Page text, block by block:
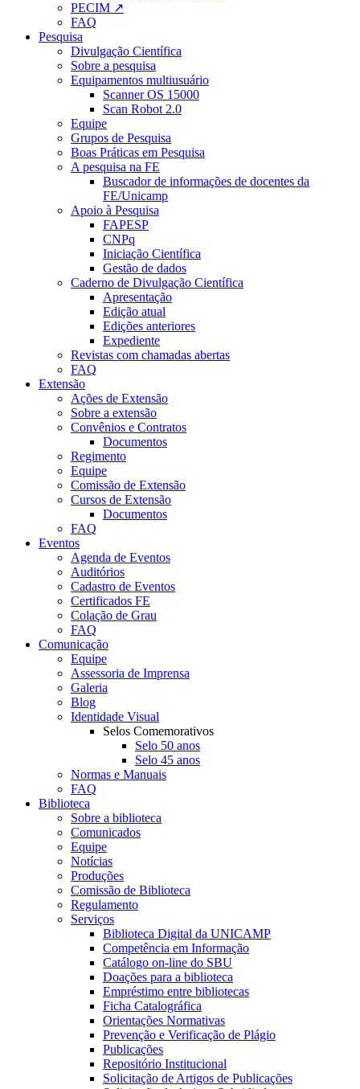
PECIM ↗
FAQ
Pesquisa
Divulgação Científica
Sobre a pesquisa
Equipamentos multiusuário
Scanner OS 15000
Scan Robot 2.0
Equipe
Grupos de Pesquisa
Boas Práticas em Pesquisa
A pesquisa na FE
Buscador de informações de docentes da
FE/Unicamp
Apoio à Pesquisa
FAPESP
CNPq
Iniciação Científica
Gestão de dados
Caderno de Divulgação Científica
Apresentação
Edição atual
Edições anteriores
Expediente
Revistas com chamadas abertas
FAQ
Extensão
Ações de Extensão
Sobre a extensão
Convênios e Contratos
Documentos
Regimento
Equipe
Comissão de Extensão
Cursos de Extensão
Documentos
FAQ
Eventos
Agenda de Eventos
Auditórios
Cadastro de Eventos
Certificados FE
Colação de Grau
FAQ
Comunicação
Equipe
Assessoria de Imprensa
Galeria
Blog
Identidade Visual
Selos Comemorativos
Selo 50 anos
Selo 45 anos
Normas e Manuais
FAQ
Biblioteca
Sobre a biblioteca
Comunicados
Equipe
Notícias
Produções
Comissão de Biblioteca
Regulamento
Serviços
Biblioteca Digital da UNICAMP
Competência em Informação
Catálogo on-line do SBU
Doações para a biblioteca
Empréstimo entre bibliotecas
Ficha Catalográfica
Orientações Normativas
Prevenção e Verificação de Plágio
Publicações
Repositório Institucional
Solicitação de Artigos de Publicações